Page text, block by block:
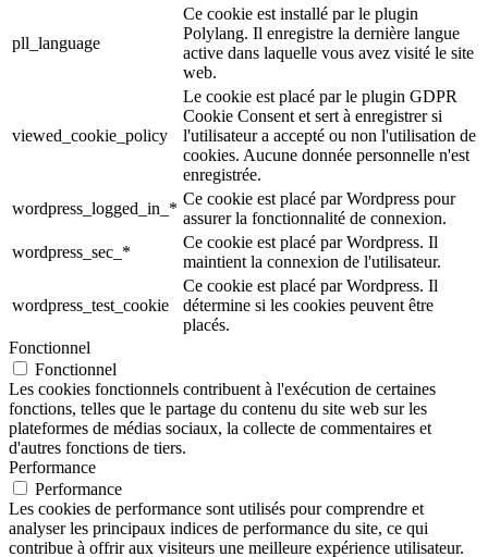
pll_language
Ce cookie est installé par le plugin
Polylang. Il enregistre la dernière langue
active dans laquelle vous avez visité le site
web.
viewed_cookie_policy
Le cookie est placé par le plugin GDPR
Cookie Consent et sert à enregistrer si
l'utilisateur a accepté ou non l'utilisation de
cookies. Aucune donnée personnelle n'est
enregistrée.
wordpress_logged_in_*
Ce cookie est placé par Wordpress pour
assurer la fonctionnalité de connexion.
wordpress_sec_*
Ce cookie est placé par Wordpress. Il
maintient la connexion de l'utilisateur.
wordpress_test_cookie
Ce cookie est placé par Wordpress. Il
détermine si les cookies peuvent être
placés.
Fonctionnel
Fonctionnel
Les cookies fonctionnels contribuent à l'exécution de certaines
fonctions, telles que le partage du contenu du site web sur les
plateformes de médias sociaux, la collecte de commentaires et
d'autres fonctions de tiers.
Performance
Performance
Les cookies de performance sont utilisés pour comprendre et
analyser les principaux indices de performance du site, ce qui
contribue à offrir aux visiteurs une meilleure expérience utilisateur.